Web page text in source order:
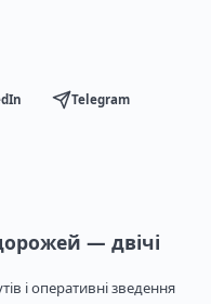
Telegram
— двічі
і оперативні зведення